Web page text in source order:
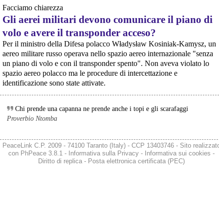
@AdoroIlGenio - 18/5/2026 16:35
ADORO IL GENIO - SONDAGGIO
Una volta quella dei sondaggi era davvero una fissazione, poi...
#scenetta #sketches #sondaggio #vídeo #English #reel #reels
#icorti #survey #rapina
#soldi
gruppo di cittadini e associazioni riguardo alla presenza di armi nucleari
statunitensi nella base USAF di Aviano. L’attesa decisi
[News] Parte in Finlandia la manifestazione contro il riarmo europeo
Helsinki, mobilitazione contro il riarmo europeo: “Welfare, not warfare”Anche
in Finlandia, oggi 14 giugno 2026, cittadini e organizzazioni pacifiste stanno
scendendo in piazza contro il riarmo, in collegamento con le proteste in
tutta Europa (Madrid, Bruxelles e altre città)
[News] Oggi in Spagna mobilitazione contro il riarmo, in questi minuti sta
per partire a Bruxelles la marcia pacifista europea di No Rearm Europe
Oggi in Spagna mobilitazione contro il riarmo e il militarismoSi è svolta
oggi, 14 giugno 2026, a Madrid la manifestazione indetta dall'Assemblea
Internazionalista di Madrid con il titolo "Contro il riarmo e la guerra
Facciamo chiarezza
Gli aerei militari devono comunicare il piano di
volo e avere il transponder acceso?
Per il ministro della Difesa polacco Władysław Kosiniak-Kamysz, un
aereo militare russo operava nello spazio aereo internazionale "senza
un piano di volo e con il transponder spento". Non aveva violato lo
spazio aereo polacco ma le procedure di intercettazione e
identificazione sono state attivate.
Chi prende una capanna ne prende anche i topi e gli scarafaggi
Proverbio Ntomba
PeaceLink C.P. 2009 - 74100 Taranto (Italy) - CCP 13403746 - Sito
con PhPeace 3.8.1 - Informativa sulla Privacy- Informativa sui cookies -
Diritto di replica- Posta elettronica certificata (PEC)